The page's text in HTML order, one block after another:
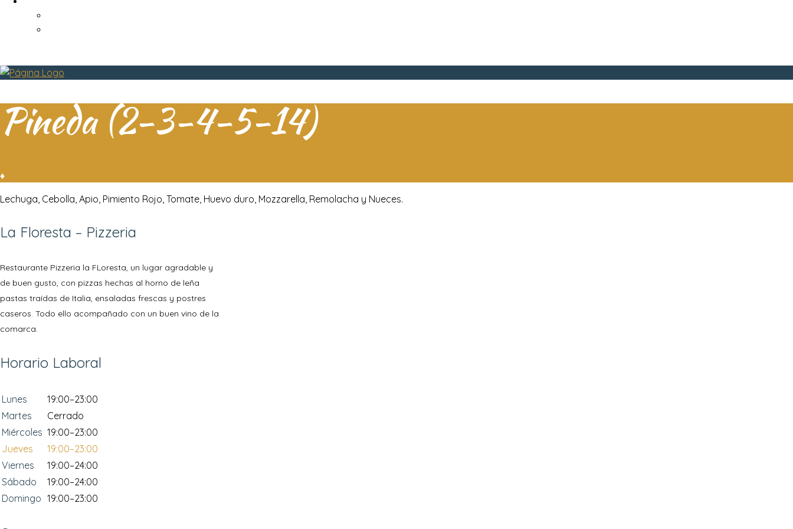
Pineda (2-3-4-5-14)
♦
Lechuga, Cebolla, Apio, Pimiento Rojo, Tomate, Huevo duro, Mozzarella, Remolacha y Nueces.
La Floresta – Pizzeria
Restaurante Pizzeria la FLoresta, un lugar agradable y
de buen gusto, con pizzas hechas al horno de leña
pastas traídas de Italia, ensaladas frescas y postres
caseros. Todo ello acompañado con un buen vino de la
comarca.
Horario Laboral
Lunes
19:00–23:00
Martes
Cerrado
Miércoles 19:00–23:00
Jueves
19:00–23:00
Viernes
19:00–24:00
Sábado
19:00–24:00
Domingo 19:00–23:00